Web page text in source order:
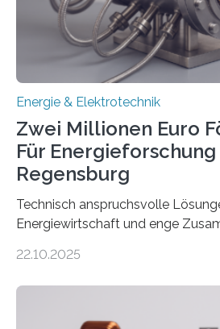
eingespeist werden. Nach dem
Gesetz (EEG) sind Netzbetreiber…
Energie & Elektrotechnik
Zwei Millionen Euro
Für Energieforschung
Regensburg
Technisch anspruchsvolle
Energiewirtschaft und enge
neuen EU-geförderten Transfer-
Energietechnologien werden vom
22.10.2025